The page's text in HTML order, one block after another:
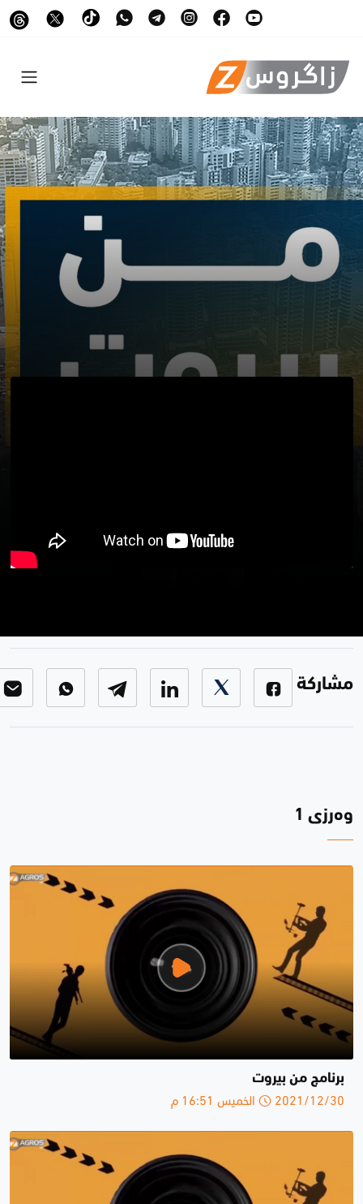
مشاركة
وەرزی 1
برنامج من بيروت
2021/12/30 الخميس 16:51 م